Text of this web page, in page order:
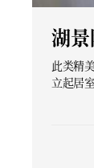
湖
此类精
立起居